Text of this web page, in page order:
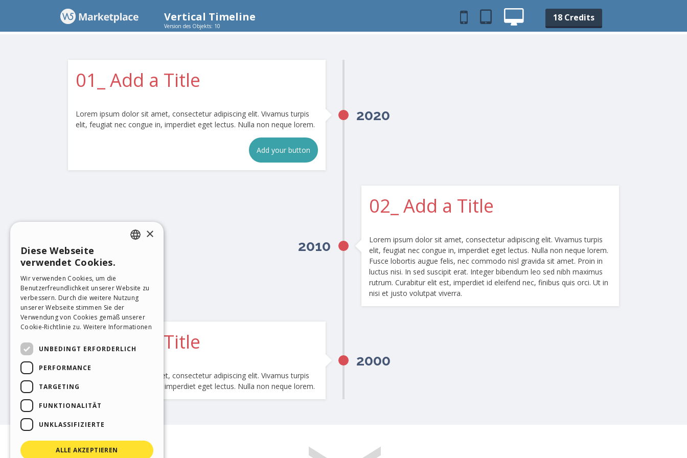
Vertical Timeline
Version des Objekts: 10
18 Credits
GERMAN
SPANISH
PORTUGUESE
×
Diese Webseite
verwendet Cookies.
Wir verwenden Cookies, um die
Benutzerfreundlichkeit unserer Website zu
verbessern. Durch die weitere Nutzung
unserer Webseite stimmen Sie der
Verwendung von Cookies gemäß unserer
Cookie-Richtlinie zu. Weitere Informationen
UNBEDINGT ERFORDERLICH
PERFORMANCE
TARGETING
FUNKTIONALITÄT
UNKLASSIFIZIERTE
ALLE AKZEPTIEREN